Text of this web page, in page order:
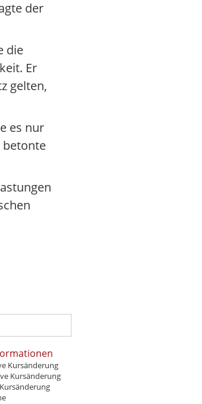
der
die
Er
gelten,
es nur
betonte
Kursänderung
Kursänderung